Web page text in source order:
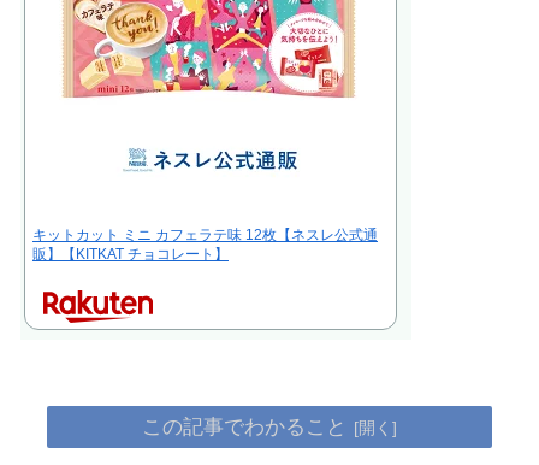
キットカット ミニ カフェラテ味 12枚【ネスレ公式通
販】【KITKAT チョコレート】
この記事でわかること